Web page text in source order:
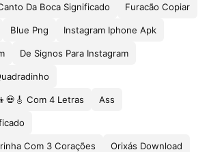
Da Boca Significado Furacão Copiar
Blue Png Instagram Iphone Apk
De Signos Para Instagram
Com 4 Letras Ass
Com 3 Corações Orixás Download